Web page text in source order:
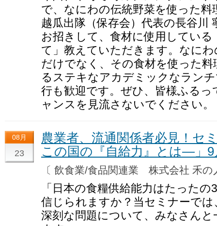
で、なにわの伝統野菜を使った
越瓜出隊（保存会）代表の長谷川
お招きして、食材に使用してい
て」教えていただきます。なに
だけでなく、その食材を使った
るステキなアカデミックなラン
行も歓迎です。ぜひ、皆様ふる
ャンスを見流さないでください。
08月
23
農業者、流通関係者必見！
この国の『自給力』とは―」9
〔 飲食業/食品関連業 株式会社 禾
「日本の食糧供給能力はたった
信じられますか？当セミナーで
深刻な問題について、みなさん